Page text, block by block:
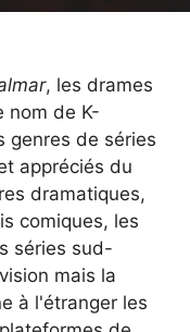
, les drames
nom de K-
genres de séries
appréciés du
dramatiques,
comiques, les
séries sud-
mais la
à l'étranger les